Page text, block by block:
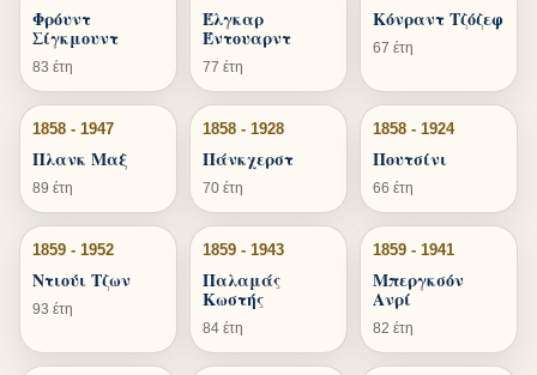
Φρόυντ
Σίγκμουντ
83 έτη
Έλγκαρ
Έντουαρντ
77 έτη
Κόνραντ Τζόζεφ
67 έτη
1858 - 1947
Πλανκ Μαξ
89 έτη
1858 - 1928
Πάνκχερστ
70 έτη
1858 - 1924
Πουτσίνι
66 έτη
1859 - 1952
Ντιούι Τζων
93 έτη
1859 - 1943
Παλαμάς
Κωστής
84 έτη
1859 - 1941
Μπεργκσόν
Ανρί
82 έτη